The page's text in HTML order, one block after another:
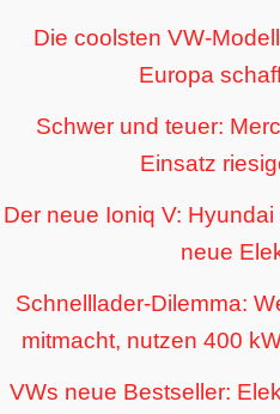
Die coolsten VW-
Europa
Schwer und teuer:
Einsatz
Der neue Ioniq V:
neue
Schnelllader-Dilemma:
mitmacht, nutzen 400
VWs neue Bestseller: